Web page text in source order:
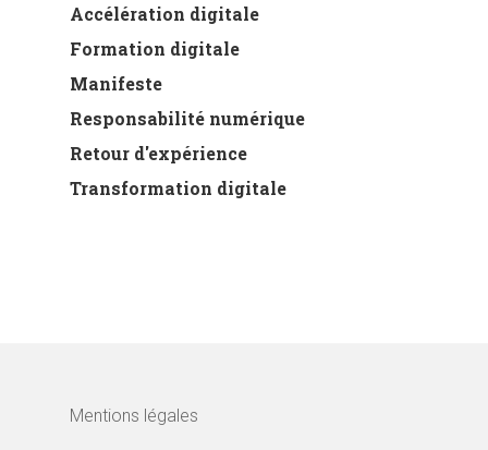
Accélération digitale
Formation digitale
Manifeste
Responsabilité numérique
Retour d'expérience
Transformation digitale
Mentions légales